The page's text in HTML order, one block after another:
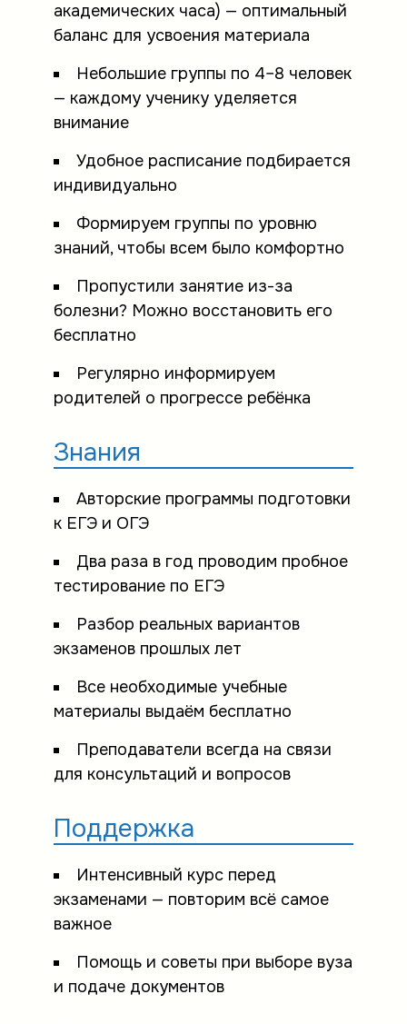
академических часа) — оптимальный
баланс для усвоения материала
Небольшие группы по 4–8 человек
— каждому ученику уделяется
внимание
Удобное расписание подбирается
индивидуально
Формируем группы по уровню
знаний, чтобы всем было комфортно
Пропустили занятие из-за
болезни? Можно восстановить его
бесплатно
Регулярно информируем
родителей о прогрессе ребёнка
Знания
Авторские программы подготовки
к ЕГЭ и ОГЭ
Два раза в год проводим пробное
тестирование по ЕГЭ
Разбор реальных вариантов
экзаменов прошлых лет
Все необходимые учебные
материалы выдаём бесплатно
Преподаватели всегда на связи
для консультаций и вопросов
Поддержка
Интенсивный курс перед
экзаменами — повторим всё самое
важное
Помощь и советы при выборе вуза
и подаче документов